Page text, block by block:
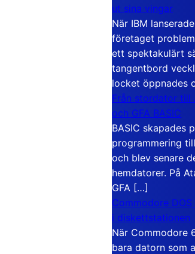
ut sina vingar
När IBM
företaget
ett spektakulärt
tangentbord
locket öppnades
Från stordator till
och GFA BASIC
BASIC skapades
programmering
och blev senare
hemdatorer. På
GFA […]
Commodore
i diskettstationen
När Commodore
bara datorn som